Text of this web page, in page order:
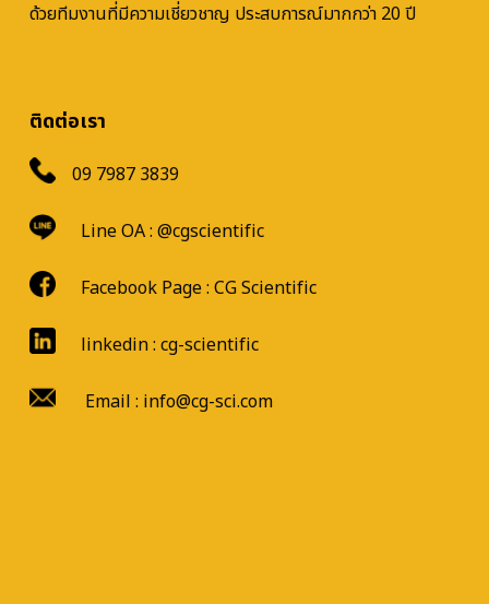
ด้วยทีมงานที่มีความเชี่ยวชาญ ประสบการณ์มากกว่า 20 ปี
ติดต่อเรา
09 7987 3839
Line OA : @cgscientific
Facebook Page : CG Scientific
linkedin : cg-scientific
Email : info@cg-sci.com